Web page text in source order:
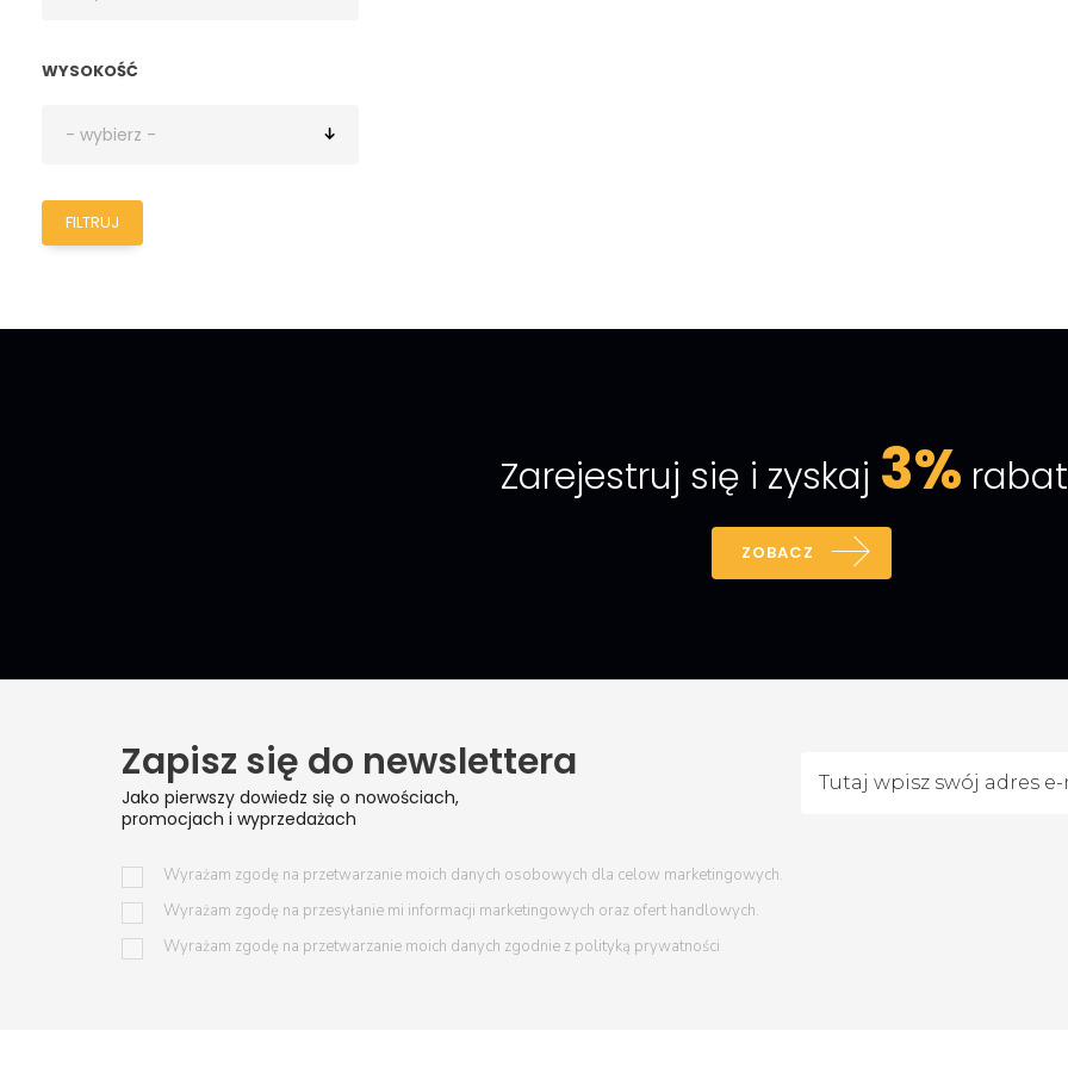
WYSOKOŚĆ
FILTRUJ
Zarejestruj się i zyskaj 3%
ZOBACZ
Zapisz się do newslettera
Jako pierwszy dowiedz się o nowościach,
promocjach i wyprzedażach
Wyrażam zgodę na przetwarzanie moich danych osobowych dla celow marketingowych.
Wyrażam zgodę na przesyłanie mi informacji marketingowych oraz ofert handlowych.
Wyrażam zgodę na przetwarzanie moich danych zgodnie z polityką prywatności